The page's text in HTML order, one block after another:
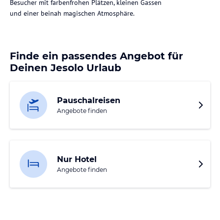
Besucher mit farbenfrohen Plätzen, kleinen Gassen
und einer beinah magischen Atmosphäre.
Finde ein passendes Angebot für
Deinen Jesolo Urlaub
Pauschalreisen
Angebote finden
Nur Hotel
Angebote finden